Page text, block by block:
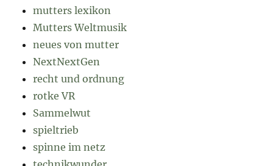
mutters lexikon
Mutters Weltmusik
neues von mutter
NextNextGen
recht und ordnung
rotke VR
Sammelwut
spieltrieb
spinne im netz